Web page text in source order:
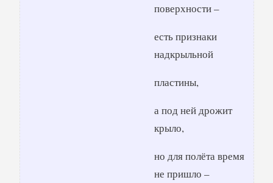
поверхности –
есть признаки
надкрыльной
пластины,
а под ней дрожит
крыло,
но для полёта время
не пришло –